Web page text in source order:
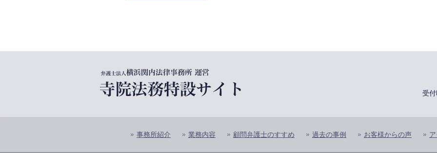
受
事務所紹介 業務内容 顧問弁護士のすすめ 過去の事例 お客様からの声